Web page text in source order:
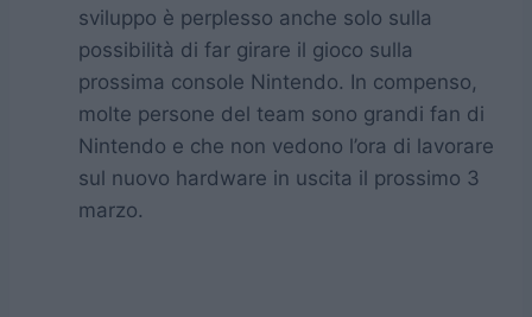
sviluppo è perplesso anche solo sulla
possibilità di far girare il gioco sulla
prossima console Nintendo. In compenso,
molte persone del team sono grandi fan di
Nintendo e che non vedono l’ora di lavorare
sul nuovo hardware in uscita il prossimo 3
marzo.